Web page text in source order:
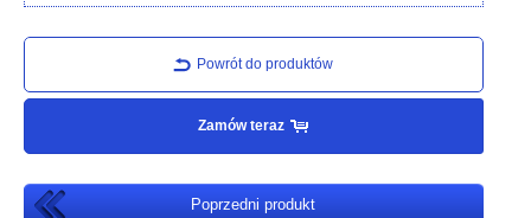
Powrót do produktów
Zamów teraz
Poprzedni produkt